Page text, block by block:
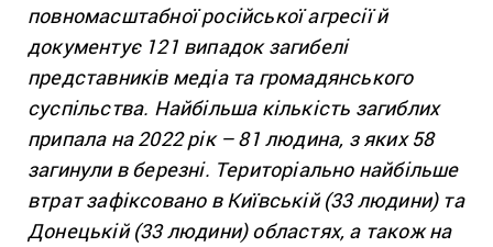
повномасштабної російської агресії й
документує 121 випадок загибелі
представників медіа та громадянського
суспільства. Найбільша кількість загиблих
припала на 2022 рік – 81 людина, з яких 58
загинули в березні. Територіально найбільше
втрат зафіксовано в Київській (33 людини) та
Донецькій (33 людини) областях, а також на